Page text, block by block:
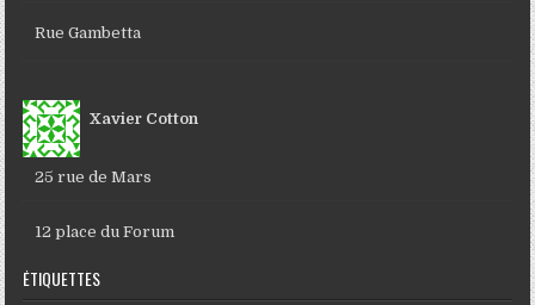
Rue Gambetta
Xavier Cotton
25 rue de Mars
12 place du Forum
ÉTIQUETTES